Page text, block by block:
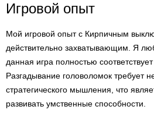
Игровой опыт
Мой игровой опыт с Кирпичным
действительно захватывающим. Я
данная игра полностью
Разгадывание головоломок требует
стратегического мышления, что
развивать умственные способности.